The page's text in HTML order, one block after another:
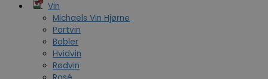
Vin
Michaels Vin Hjørne
Portvin
Bobler
Hvidvin
Rødvin